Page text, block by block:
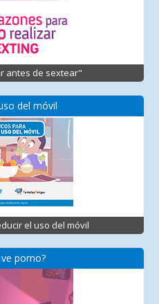
antes de sextear"
del móvil
el uso del móvil
porno?